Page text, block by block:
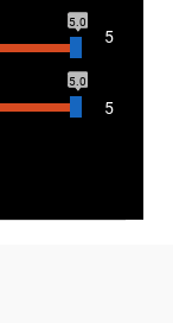
5.0
5
5.0
5